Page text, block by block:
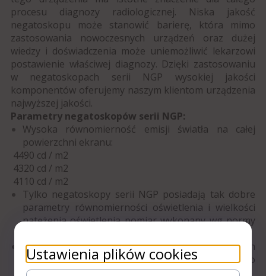
procesu diagnozy radiologicznej. Niska jakość
negatoskopu może stanowić barierę, która mimo
zastosowania nowoczesnych urządzeń oraz dużej
wiedzy i doświadczenia może uniemożliwić lekarzowi
postawienie właściwej diagnozy. Dzięki zastosowaniu
w negatoskopach serii NGP wysokiej jakości
komponentów oferujemy naszym klientom urządzenia
najwyższej jakości.
Parametry negatoskopów serii NGP:
Wysoka równomierność emisji światła na całej
powierzchni ekranu:
4490 cd / m2
4320 cd / m2
4110 cd / m2
Tylko negatoskopy serii NGP posiadają tak dobre
parametry równomierności oświetlenia i wielkości
natężenia oświetlenia pomiar wykonany wg normy
Jednolity ekran we wszystkich typach
negatoskopów wykonany z wysokogatunkowego
metalplexu altuglas
Ustawienia plików cookies